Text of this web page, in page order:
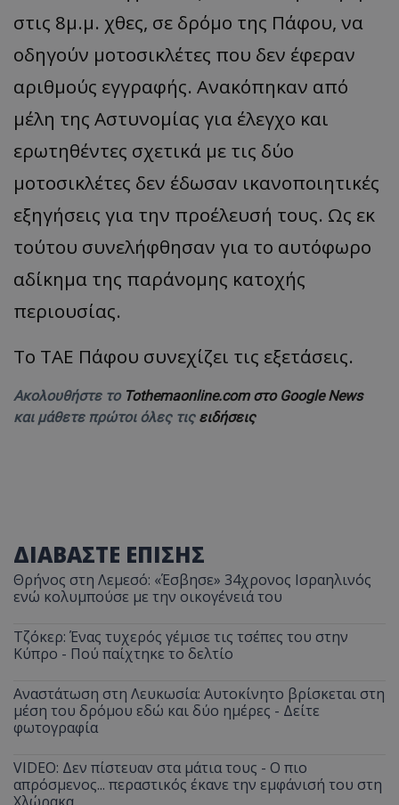
στις 8μ.μ. χθες, σε δρόμο της Πάφου, να
οδηγούν μοτοσικλέτες που δεν έφεραν
αριθμούς εγγραφής. Ανακόπηκαν από
μέλη της Αστυνομίας για έλεγχο και
ερωτηθέντες σχετικά με τις δύο
μοτοσικλέτες δεν έδωσαν ικανοποιητικές
εξηγήσεις για την προέλευσή τους. Ως εκ
τούτου συνελήφθησαν για το αυτόφωρο
αδίκημα της παράνομης κατοχής
περιουσίας.
Το ΤΑΕ Πάφου συνεχίζει τις εξετάσεις.
Ακολουθήστε το Tothemaonline.com στο Google News
και μάθετε πρώτοι όλες τις ειδήσεις
ΔΙΑΒΑΣΤΕ ΕΠΙΣΗΣ
Θρήνος στη Λεμεσό: «Έσβησε» 34χρονος Ισραηλινός
ενώ κολυμπούσε με την οικογένειά του
Τζόκερ: Ένας τυχερός γέμισε τις τσέπες του στην
Κύπρο - Πού παίχτηκε το δελτίο
Αναστάτωση στη Λευκωσία: Αυτοκίνητο βρίσκεται στη
μέση του δρόμου εδώ και δύο ημέρες - Δείτε
φωτογραφία
VIDEO: Δεν πίστευαν στα μάτια τους - Ο πιο
απρόσμενος... περαστικός έκανε την εμφάνισή του στη
Χλώρακα